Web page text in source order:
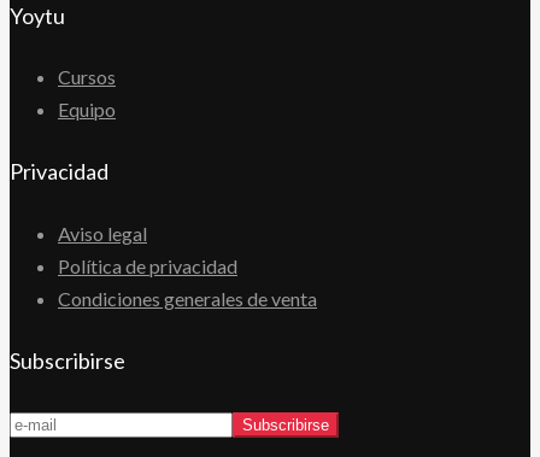
Yoytu
Cursos
Equipo
Privacidad
Aviso legal
Política de privacidad
Condiciones generales de venta
Subscribirse